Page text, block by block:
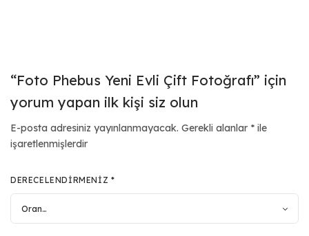
“Foto Phebus Yeni Evli Çift Fotoğrafı” için
yorum yapan ilk kişi siz olun
E-posta adresiniz yayınlanmayacak. Gerekli alanlar * ile
işaretlenmişlerdir
DERECELENDIRMENIZ *